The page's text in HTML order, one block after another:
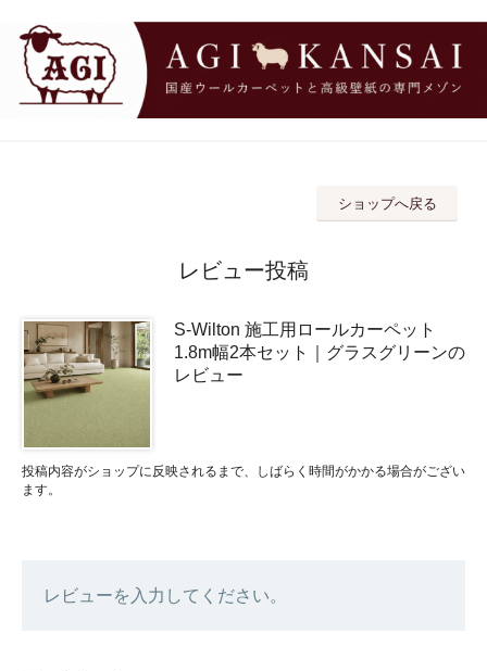
ショップへ戻る
レビュー投稿
S-Wilton 施工用ロールカーペット
1.8m幅2本セット｜グラスグリーンの
レビュー
投稿内容がショップに反映されるまで、しばらく時間がかかる場合がござい
ます。
レビューを入力してください。